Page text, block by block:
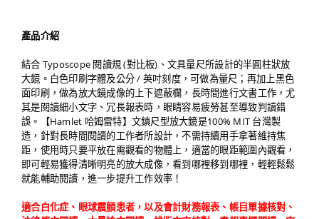
產品介紹
結合 Typoscope 閱讀規 (對比板)、文具量尺所設計的半圓柱狀放
大鏡。白色印刷字體及公分 / 英吋刻度，可做為量尺；再加上黑色
面印刷，做為放大鏡成像的上下遮蔽欄，長時間進行文書工作，尤
其是閱讀細小文字、冗長報表時，眼睛容易疲勞甚至導致判讀錯
誤。【Hamlet 哈姆雷特】文鎮尺型放大鏡是100% MIT 台灣製
造，針對長時間閱讀的工作者所設計，不需持續用手拿著維持焦
距，使用時只要平放在需觀看的物體上，適當的眼距範圍內觀看，
即可輕易獲得清晰明亮的放大成像，看到哪裡移到哪裡，輕輕鬆鬆
就能輔助閱讀，進一步提升工作效率！
適合白化症、眼球震顫患者，以及會計財務報表、帳目單據核對、